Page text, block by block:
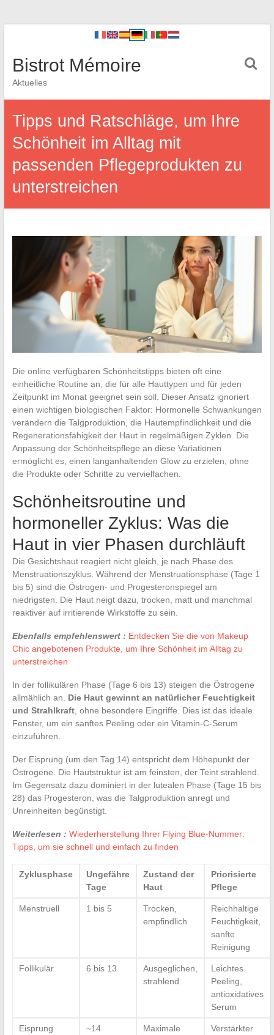
Bistrot Mémoire
Aktuelles
Tipps und Ratschläge, um Ihre
Schönheit im Alltag mit
passenden Pflegeprodukten zu
unterstreichen
Die online verfügbaren Schönheitstipps bieten oft eine
einheitliche Routine an, die für alle Hauttypen und für jeden
Zeitpunkt im Monat geeignet sein soll. Dieser Ansatz ignoriert
einen wichtigen biologischen Faktor: Hormonelle Schwankungen
verändern die Talgproduktion, die Hautempfindlichkeit und die
Regenerationsfähigkeit der Haut in regelmäßigen Zyklen. Die
Anpassung der Schönheitspflege an diese Variationen
ermöglicht es, einen langanhaltenden Glow zu erzielen, ohne
die Produkte oder Schritte zu vervielfachen.
Schönheitsroutine und
hormoneller Zyklus: Was die
Haut in vier Phasen durchläuft
Die Gesichtshaut reagiert nicht gleich, je nach Phase des
Menstruationszyklus. Während der Menstruationsphase (Tage 1
bis 5) sind die Östrogen- und Progesteronspiegel am
niedrigsten. Die Haut neigt dazu, trocken, matt und manchmal
reaktiver auf irritierende Wirkstoffe zu sein.
Ebenfalls empfehlenswert : Entdecken Sie die von Makeup
Chic angebotenen Produkte, um Ihre Schönheit im Alltag zu
unterstreichen
In der follikulären Phase (Tage 6 bis 13) steigen die Östrogene
allmählich an. Die Haut gewinnt an natürlicher Feuchtigkeit
und Strahlkraft, ohne besondere Eingriffe. Dies ist das ideale
Fenster, um ein sanftes Peeling oder ein Vitamin-C-Serum
einzuführen.
Der Eisprung (um den Tag 14) entspricht dem Höhepunkt der
Östrogene. Die Hautstruktur ist am feinsten, der Teint strahlend.
Im Gegensatz dazu dominiert in der lutealen Phase (Tage 15 bis
28) das Progesteron, was die Talgproduktion anregt und
Unreinheiten begünstigt.
Weiterlesen : Wiederherstellung Ihrer Flying Blue-Nummer:
Tipps, um sie schnell und einfach zu finden
Zyklusphase
Ungefähre
Tage
Zustand der
Haut
Priorisierte
Pflege
Menstruell 1 bis 5
Trocken,
empfindlich
Reichhaltige
Feuchtigkeit,
sanfte
Reinigung
Follikulär 6 bis 13
Ausgeglichen,
strahlend
Leichtes
Peeling,
antioxidatives
Serum
Eisprung ~14
Maximale
Verstärkter